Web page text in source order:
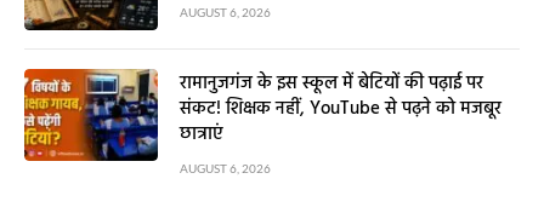
AUGUST 6, 2026
रामानुजगंज के इस स्कूल में बेटियों की पढ़ाई पर
संकट! शिक्षक नहीं, YouTube से पढ़ने को मजबूर
छात्राएं
AUGUST 6, 2026